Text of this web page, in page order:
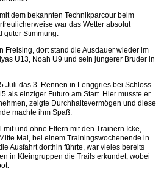
dem bekannten Technikparcour beim
war das Wetter absolut
guter Stimmung.
Freising, dort stand die Ausdauer wieder im
U13, Noah U9 und sein jüngerer Bruder in
das 3. Rennen in Lenggries bei Schloss
als einziger Futuro am Start. Hier musste er
zeigte Durchhaltevermögen und diese
machte ihm Spaß.
mit und ohne Eltern mit den Trainern Icke,
Mai, bei einem Trainingswochenende in
Ausfahrt dorthin führte, war vieles bereits
in Kleingruppen die Trails erkundet, wobei